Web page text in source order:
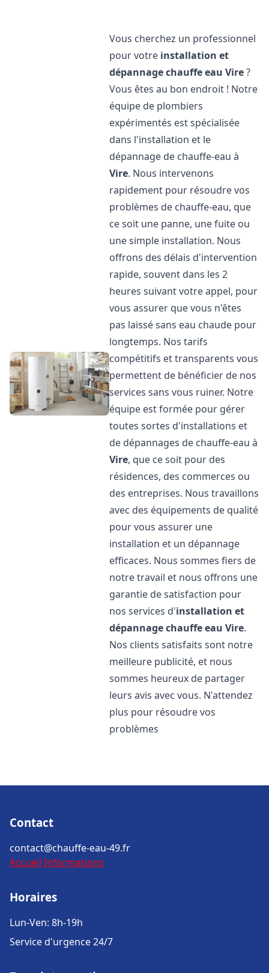
Vous cherchez un professionnel
pour votre installation et
dépannage chauffe eau Vire?
Vous êtes au bon endroit ! Notre
équipe de plombiers
expérimentés est spécialisée
dans l'installation et le
dépannage de chauffe-eau à
Vire. Nous intervenons
rapidement pour résoudre vos
problèmes de chauffe-eau, que
ce soit une panne, une fuite ou
une simple installation. Nous
offrons des délais d'intervention
rapide, souvent dans les 2
heures suivant votre appel, pour
vous assurer que vous n'êtes
pas laissé sans eau chaude pour
longtemps. Nos tarifs
compétitifs et transparents vous
permettent de bénéficier de nos
services sans vous ruiner. Notre
équipe est formée pour gérer
toutes sortes d'installations et
de dépannages de chauffe-eau à
Vire, que ce soit pour des
résidences, des commerces ou
des entreprises. Nous travaillons
avec des équipements de qualité
pour vous assurer une
installation et un dépannage
efficaces. Nous sommes fiers de
notre travail et nous offrons une
garantie de satisfaction pour
nos services d'installation et
dépannage chauffe eau Vire.
Nos clients satisfaits sont notre
meilleure publicité, et nous
sommes heureux de partager
leurs avis avec vous. N'attendez
plus pour résoudre vos
problèmes
Contact
contact@chauffe-eau-49.fr
Accueil Informations
Horaires
Lun-Ven: 8h-19h
Service d'urgence 24/7